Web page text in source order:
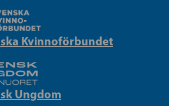
Kvinnoförbundet
Ungdom